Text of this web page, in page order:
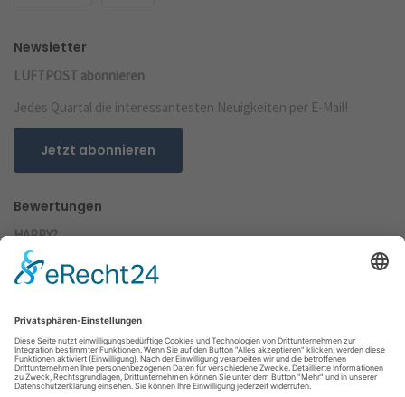
Newsletter
LUFTPOST abonnieren
Jedes Quartal die interessantesten Neuigkeiten per E-Mail!
Jetzt abonnieren
Bewertungen
HAPPY?
Teilen Sie uns Ihre Meinung mit, sie ist uns wichtig!
61Bewertungen auf
ProvenExpert.com